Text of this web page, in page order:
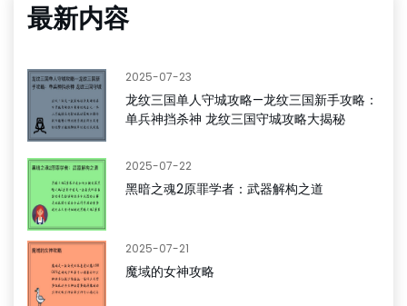
最新内容
2025-07-23
龙纹三国单人守城攻略—龙纹三国新手攻略：
单兵神挡杀神 龙纹三国守城攻略大揭秘
2025-07-22
黑暗之魂2原罪学者：武器解构之道
2025-07-21
魔域的女神攻略